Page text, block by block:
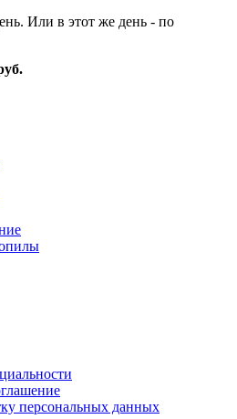
Или в этот же день - по
персональных данных